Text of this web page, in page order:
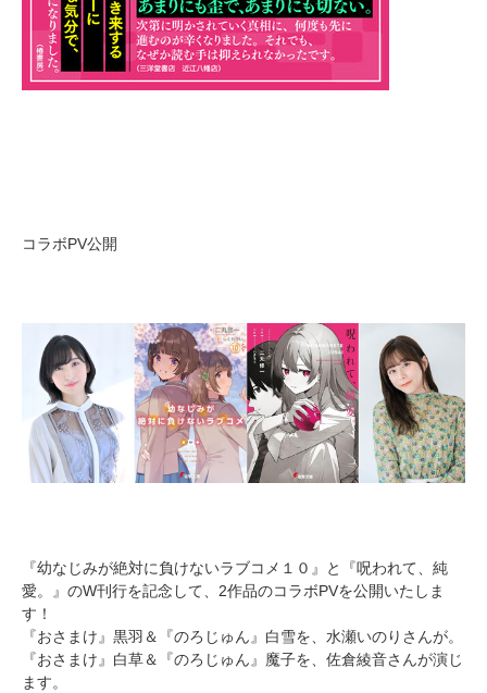
コラボPV公開
『幼なじみが絶対に負けないラブコメ１０』と『呪われて、純
愛。』のW刊行を記念して、2作品のコラボPVを公開いたしま
す！
『おさまけ』黒羽＆『のろじゅん』白雪を、水瀬いのりさんが。
『おさまけ』白草＆『のろじゅん』魔子を、佐倉綾音さんが演じ
ます。